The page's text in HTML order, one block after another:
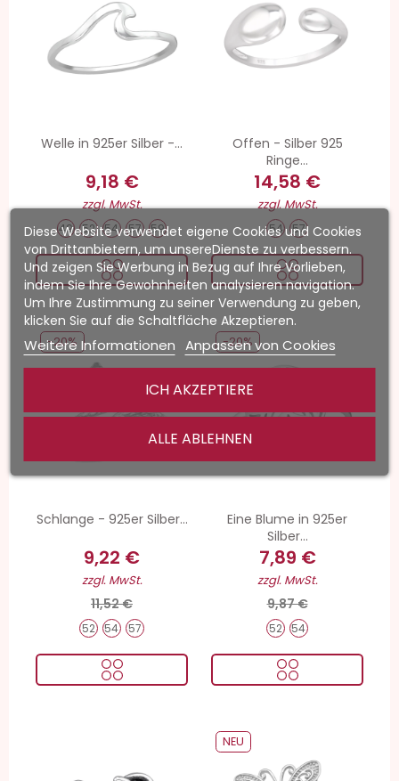
Welle in 925er Silber -...
9,18 €
zzgl. MwSt.
49 52 54 57 59
Offen - Silber 925
Ringe...
14,58 €
zzgl. MwSt.
54 57
Schlange - 925er Silber...
9,22 €
zzgl. MwSt.
11,52 €
52 54 57
-20%
Eine Blume in 925er
Silber...
7,89 €
zzgl. MwSt.
9,87 €
52 54
-20%
NEU
Diese Website verwendet eigene Cookies und Cookies
von Drittanbietern, um unsereDienste zu verbessern.
Und zeigen Sie Werbung in Bezug auf Ihre Vorlieben,
indem Sie Ihre Gewohnheiten analysieren navigation.
Um Ihre Zustimmung zu seiner Verwendung zu geben,
klicken Sie auf die Schaltfläche Akzeptieren.
Weitere Informationen Anpassen von Cookies
ALLE ABLEHNEN
ICH AKZEPTIERE